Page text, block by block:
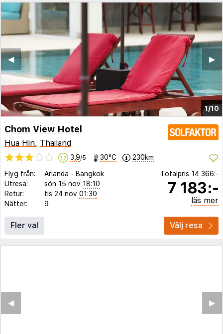
1/10
▶︎
◀︎
Chom View Hotel
Hua Hin, Thailand
3,9/5 30°C 230km
Flyg från: Arlanda - Bangkok
Utresa:
sön 15 nov 18:10
Retur:
tis 24 nov 01:30
Nätter:
9
Totalpris 14 366:-
7 183:-
läs mer
Fler val Välj resa
▶︎
◀︎